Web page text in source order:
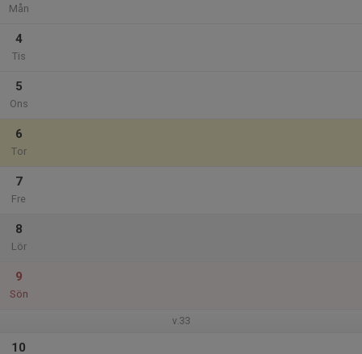
Mån
4
Tis
5
Ons
6
Tor
7
Fre
8
Lör
9
Sön
v.33
10